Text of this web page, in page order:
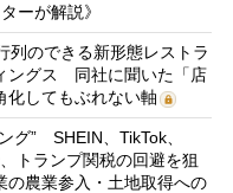
ーが解説》
列のできる新形態レストラ
ングス 同社に聞いた「店
化してもぶれない軸
グ” SHEIN、TikTok、
トランプ関税の回避を狙
農業参入・土地取得への